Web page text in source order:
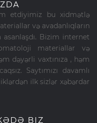
etdiyimiz bu xidmətlə
və avadanlıqların
asanlaşdı. Bizim internet
materiallar və
dəyərli vaxtınıza , həm
Saytımızı davamlı
ilk sizlər xəbərdar
BIZ